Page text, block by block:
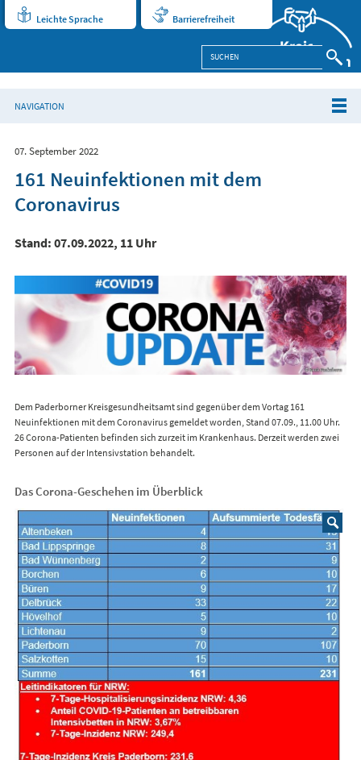
Leichte Sprache Barrierefreiheit
NAVIGATION
07. September 2022
161 Neuinfektionen mit dem
Coronavirus
Stand: 07.09.2022, 11 Uhr
Dem Paderborner Kreisgesundheitsamt sind gegenüber dem Vortag 161
Neuinfektionen mit dem Coronavirus gemeldet worden, Stand 07.09., 11.00 Uhr.
26 Corona-Patienten befinden sich zurzeit im Krankenhaus. Derzeit werden zwei
Personen auf der Intensivstation behandelt.
Das Corona-Geschehen im Überblick